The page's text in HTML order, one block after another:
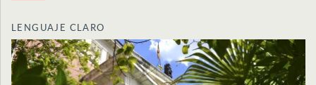
LENGUAJE CLARO